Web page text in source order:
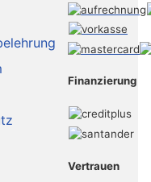
Finanzierung
Vertrauen